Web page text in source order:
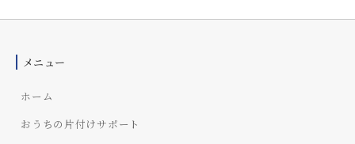
メニュー
ホーム
おうちの片付けサポート